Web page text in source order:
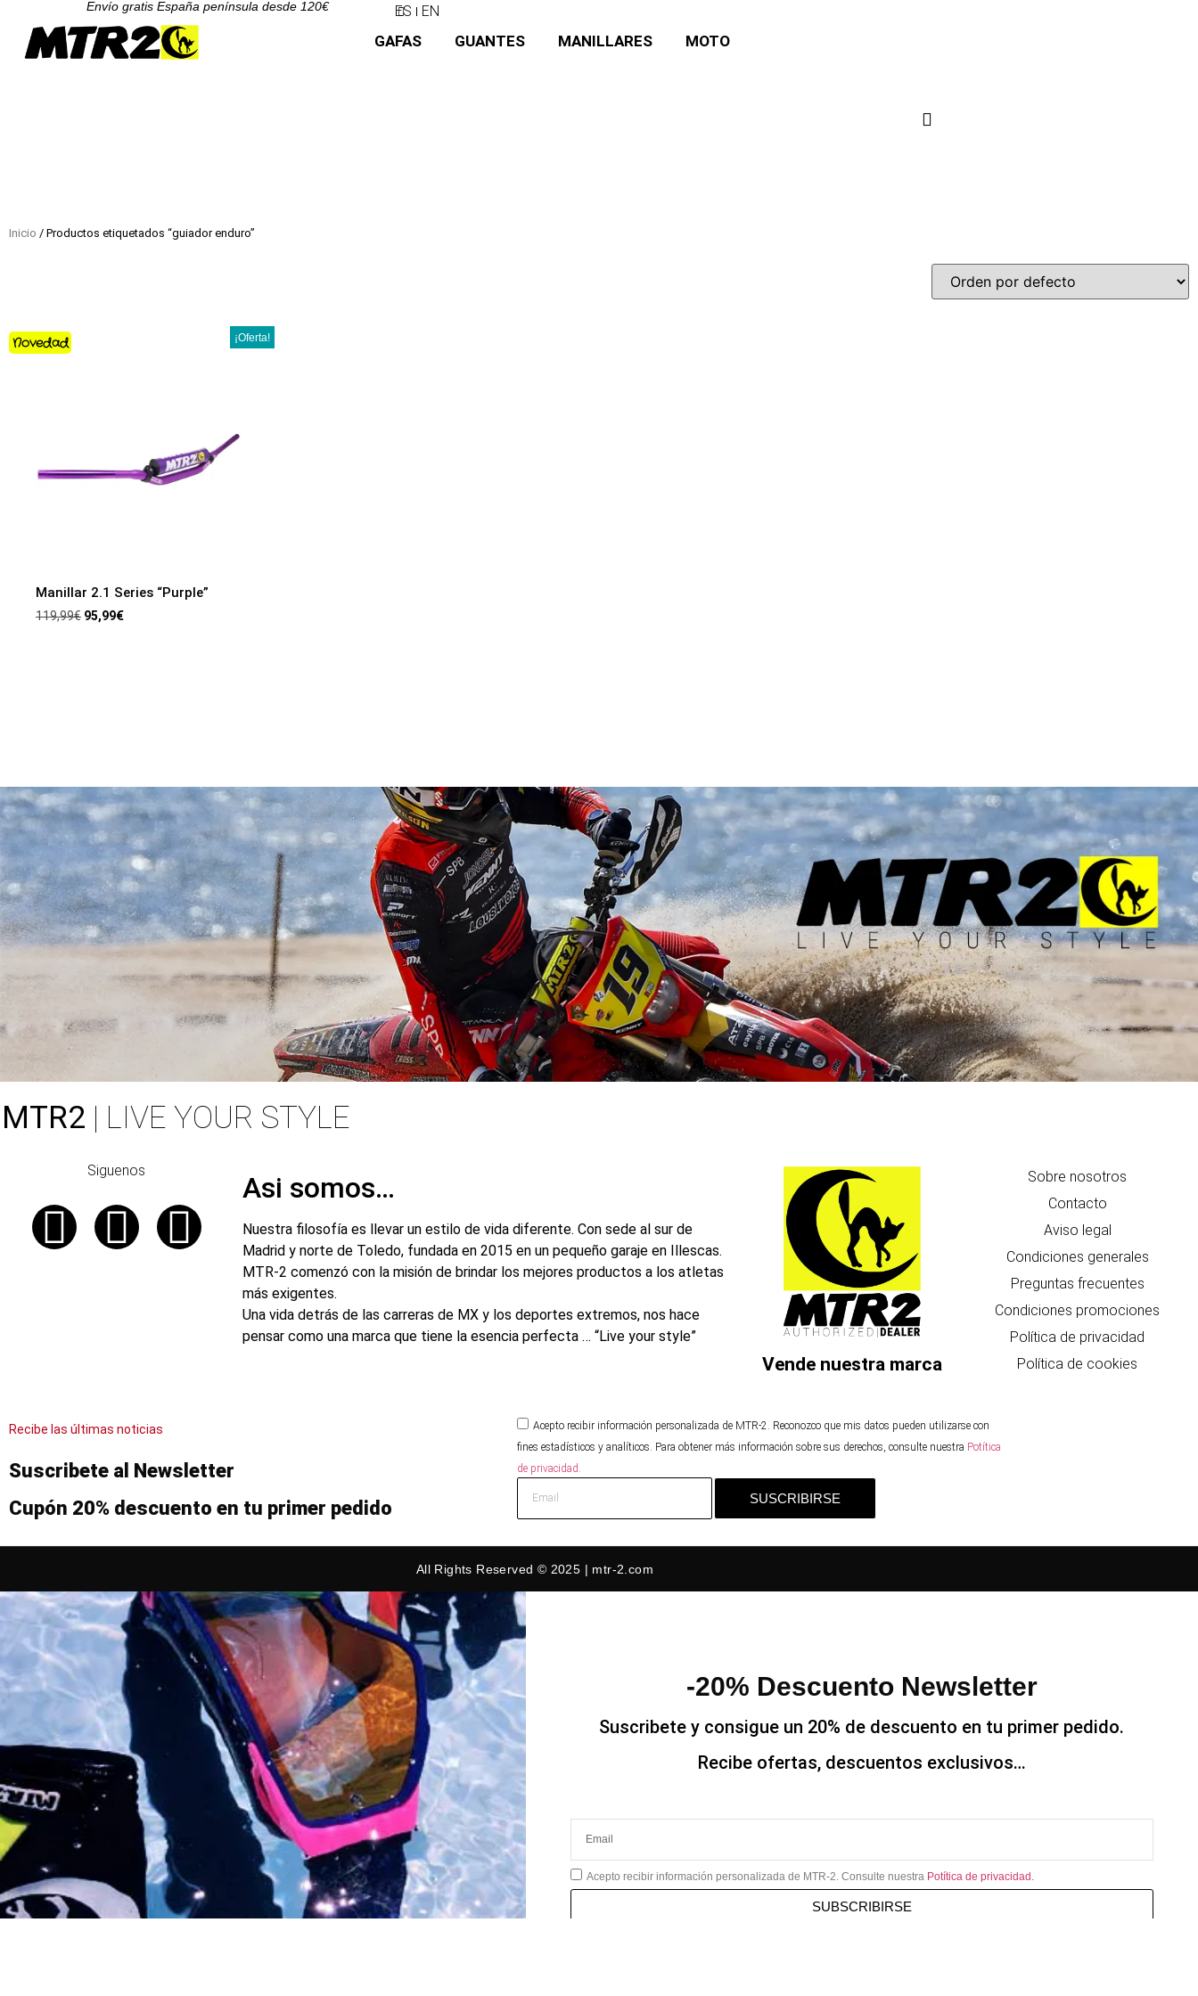
Envío gratis España península desde 120€ ES EN
GAFAS GUANTES MANILLARES MOTO
Inicio / Productos etiquetados “guiador enduro”
¡Oferta!
Novedad
Manillar 2.1 Series “Purple”
119,99€ 95,99€
MTR2 | LIVE YOUR STYLE
Siguenos
Asi somos…
Nuestra filosofía es llevar un estilo de vida diferente. Con sede al sur de
Madrid y norte de Toledo, fundada en 2015 en un pequeño garaje en Illescas.
MTR-2 comenzó con la misión de brindar los mejores productos a los atletas
más exigentes.
Una vida detrás de las carreras de MX y los deportes extremos, nos hace
pensar como una marca que tiene la esencia perfecta … “Live your style”
Vende nuestra marca
Sobre nosotros
Contacto
Aviso legal
Condiciones generales
Preguntas frecuentes
Condiciones promociones
Política de privacidad
Política de cookies
Recibe las últimas noticias
Suscribete al Newsletter
Cupón 20% descuento en tu primer pedido
Acepto recibir información personalizada de MTR-2. Reconozco que mis datos pueden utilizarse con
fines estadísticos y analíticos. Para obtener más información sobre sus derechos, consulte nuestra Potítica
de privacidad.
SUSCRIBIRSE
All Rights Reserved © 2025 | mtr-2.com
-20% Descuento Newsletter
Suscribete y consigue un 20% de descuento en tu primer pedido.
Recibe ofertas, descuentos exclusivos…
Acepto recibir información personalizada de MTR-2. Consulte nuestra Potítica de privacidad.
SUBSCRIBIRSE